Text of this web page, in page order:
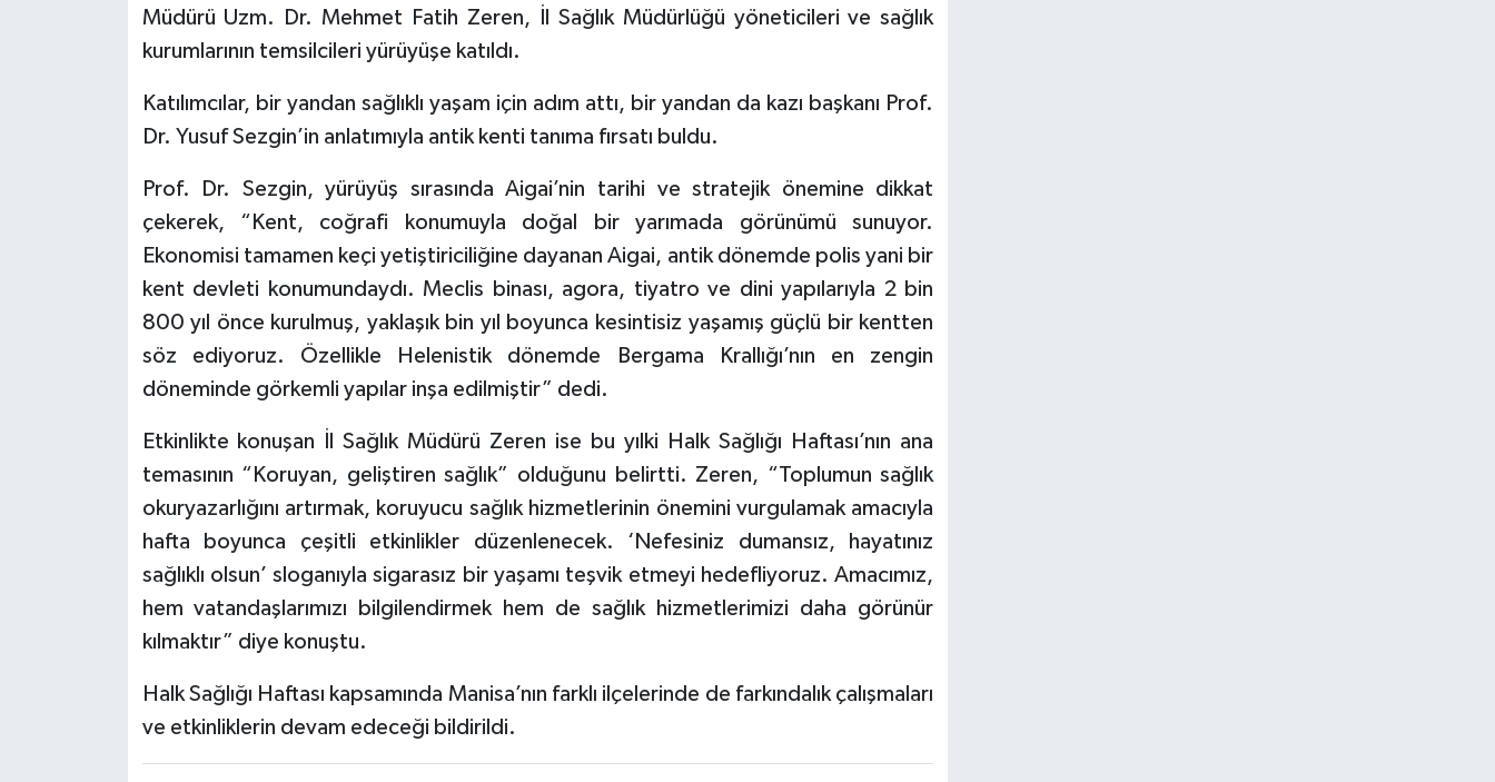
Müdürü Uzm. Dr. Mehmet Fatih Zeren, İl Sağlık Müdürlüğü yöneticileri ve sağlık
kurumlarının temsilcileri yürüyüşe katıldı.
Katılımcılar, bir yandan sağlıklı yaşam için adım attı, bir yandan da kazı başkanı Prof.
Dr. Yusuf Sezgin’in anlatımıyla antik kenti tanıma fırsatı buldu.
Prof. Dr. Sezgin, yürüyüş sırasında Aigai’nin tarihi ve stratejik önemine dikkat
çekerek, “Kent, coğrafi konumuyla doğal bir yarımada görünümü sunuyor.
Ekonomisi tamamen keçi yetiştiriciliğine dayanan Aigai, antik dönemde polis yani bir
kent devleti konumundaydı. Meclis binası, agora, tiyatro ve dini yapılarıyla 2 bin
800 yıl önce kurulmuş, yaklaşık bin yıl boyunca kesintisiz yaşamış güçlü bir kentten
söz ediyoruz. Özellikle Helenistik dönemde Bergama Krallığı’nın en zengin
döneminde görkemli yapılar inşa edilmiştir” dedi.
Etkinlikte konuşan İl Sağlık Müdürü Zeren ise bu yılki Halk Sağlığı Haftası’nın ana
temasının “Koruyan, geliştiren sağlık” olduğunu belirtti. Zeren, “Toplumun sağlık
okuryazarlığını artırmak, koruyucu sağlık hizmetlerinin önemini vurgulamak amacıyla
hafta boyunca çeşitli etkinlikler düzenlenecek. ‘Nefesiniz dumansız, hayatınız
sağlıklı olsun’ sloganıyla sigarasız bir yaşamı teşvik etmeyi hedefliyoruz. Amacımız,
hem vatandaşlarımızı bilgilendirmek hem de sağlık hizmetlerimizi daha görünür
kılmaktır” diye konuştu.
Halk Sağlığı Haftası kapsamında Manisa’nın farklı ilçelerinde de farkındalık çalışmaları
ve etkinliklerin devam edeceği bildirildi.